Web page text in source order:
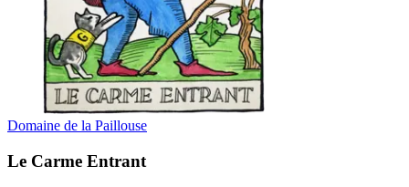
Domaine de la Paillouse
Le Carme Entrant